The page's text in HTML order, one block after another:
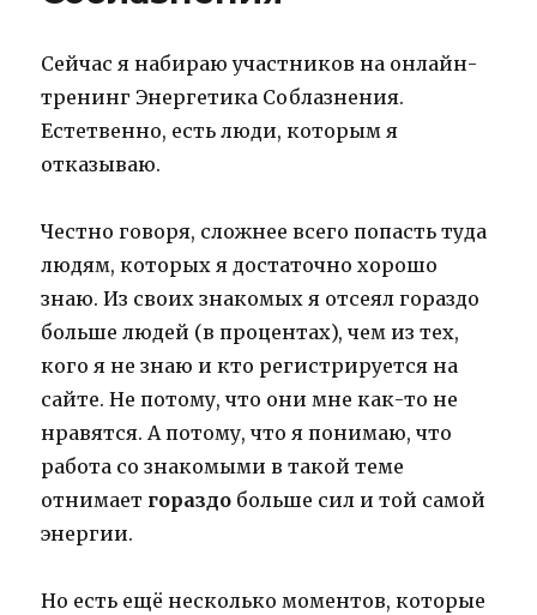
Сейчас я набираю участников на онлайн-
тренинг Энергетика Соблазнения.
Естетвенно, есть люди, которым я
отказываю.
Честно говоря, сложнее всего попасть туда
людям, которых я достаточно хорошо
знаю. Из своих знакомых я отсеял гораздо
больше людей (в процентах), чем из тех,
кого я не знаю и кто регистрируется на
сайте. Не потому, что они мне как-то не
нравятся. А потому, что я понимаю, что
работа со знакомыми в такой теме
отнимает гораздо больше сил и той самой
энергии.
Но есть ещё несколько моментов, которые